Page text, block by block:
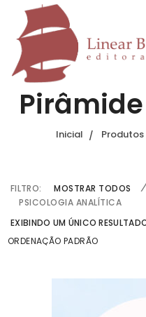
Inicial Produtos
FILTRO: MOSTRAR TODOS
PSICOLOGIA ANALÍTICA
EXIBINDO UM ÚNICO